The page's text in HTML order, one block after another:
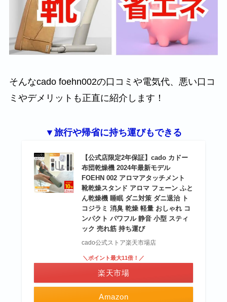
そんなcado foehn002の口コミや電気代、悪い口コ
ミやデメリットも正直に紹介します！
▼旅行や帰省に持ち運びもできる
【公式店限定2年保証】cado カドー
布団乾燥機 2024年最新モデル
FOEHN 002 アロマアタッチメント
靴乾燥スタンド アロマ フェーン ふと
ん乾燥機 睡眠 ダニ対策 ダニ退治 ト
コジラミ 消臭 乾燥 軽量 おしゃれ コ
ンパクト パワフル 静音 小型 スティ
ック 売れ筋 持ち運び
cado公式ストア楽天市場店
Amazon
＼ポイント最大11倍！／
楽天市場